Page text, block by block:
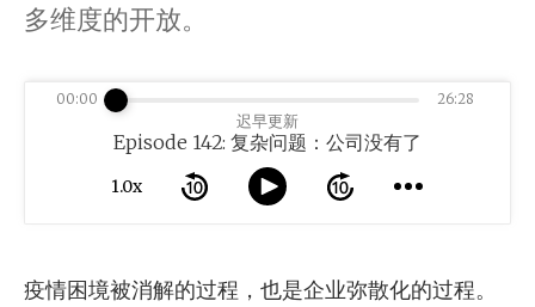
多维度的开放。
迟早更新
Episode 142: 复杂问题：公司没有了
1.0x
00:00 26:28
疫情困境被消解的过程，也是企业弥散化的过程。